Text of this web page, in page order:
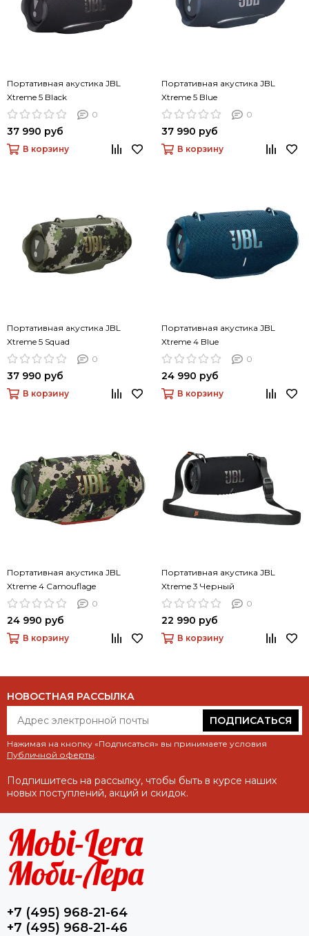
Портативная акустика JBL
Xtreme 5 Black
0
37 990 руб
В корзину
Портативная акустика JBL
Xtreme 5 Blue
0
37 990 руб
В корзину
Портативная акустика JBL
Xtreme 5 Squad
0
37 990 руб
В корзину
Портативная акустика JBL
Xtreme 4 Blue
0
24 990 руб
В корзину
Портативная акустика JBL
Xtreme 4 Camouflage
0
24 990 руб
В корзину
Портативная акустика JBL
Xtreme 3 Черный
0
22 990 руб
В корзину
НОВОСТНАЯ РАССЫЛКА
ПОДПИСАТЬСЯ
Нажимая на кнопку «Подписаться» вы принимаете условия
Публичной оферты.
Подпишитесь на рассылку, чтобы быть в курсе наших
новых поступлений, акций и скидок.
+7 (495) 968-21-64
+7 (495) 968-21-46